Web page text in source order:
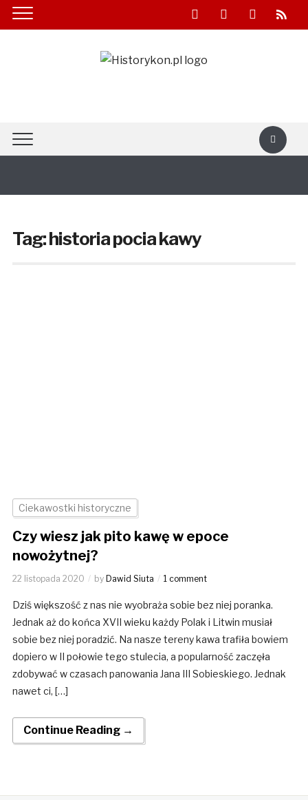
facebookyoutube twitter rss
Tag:historia pocia kawy
Ciekawostki historyczne
Czy wiesz jak pito kawę w epoce
nowożytnej?
22 listopada 2020 by Dawid Siuta 1 comment
Dziś większość z nas nie wyobraża sobie bez niej poranka.
Jednak aż do końca XVII wieku każdy Polak i Litwin musiał
sobie bez niej poradzić. Na nasze tereny kawa trafiła bowiem
dopiero w II połowie tego stulecia, a popularność zaczęła
zdobywać w czasach panowania Jana III Sobieskiego. Jednak
nawet ci, […]
Continue Reading →